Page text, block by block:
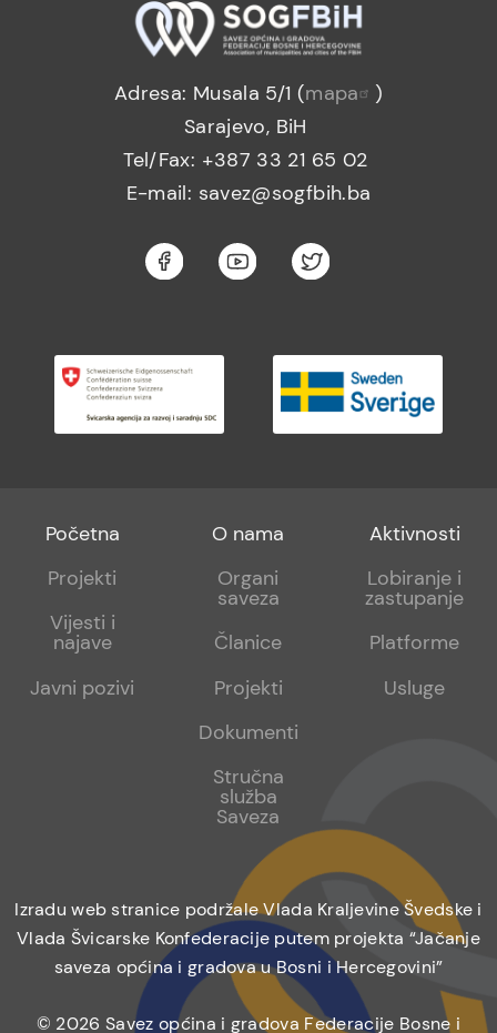
Adresa: Musala 5/1 (mapa
)
Sarajevo, BiH
Tel/Fax: +387 33 21 65 02
E-mail: savez@sogfbih.ba
Footer
menu
Početna
Projekti
Vijesti i
najave
Javni pozivi
Footer
sub
O nama
Organi
saveza
Članice
Projekti
Dokumenti
Stručna
služba
Saveza
Footer
sub
Aktivnosti
Lobiranje i
zastupanje
Platforme
Usluge
Izradu web stranice podržale Vlada Kraljevine Švedske i
Vlada Švicarske Konfederacije putem projekta “Jačanje
saveza općina i gradova u Bosni i Hercegovini”
© 2026 Savez općina i gradova Federacije Bosne i